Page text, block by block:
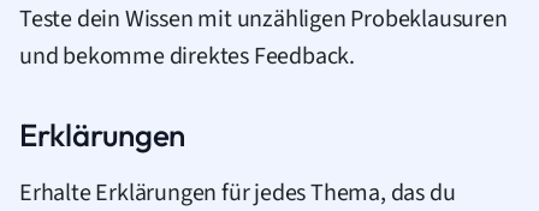
Teste dein Wissen mit unzähligen Probeklausuren
und bekomme direktes Feedback.
Erklärungen
Erhalte Erklärungen für jedes Thema, das du